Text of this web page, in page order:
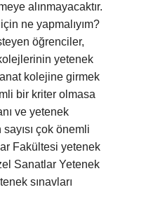
alınmayacaktır.
ne yapmalıyım?
öğrenciler,
yetenek
kolejine girmek
bir kriter olmasa
ve yetenek
sayısı çok önemli
Fakültesi yetenek
Sanatlar Yetenek
sınavları